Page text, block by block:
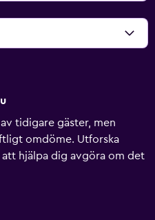
tidigare gäster, men
omdöme. Utforska
hjälpa dig avgöra om det